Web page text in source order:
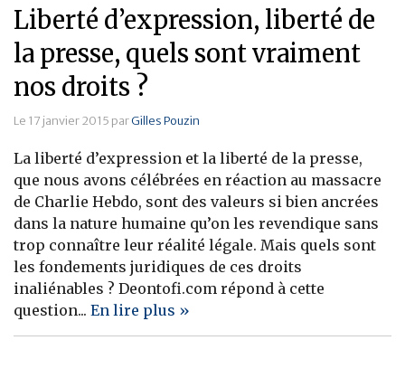
Liberté d’expression, liberté de
la presse, quels sont vraiment
nos droits ?
Le 17 janvier 2015 parGilles Pouzin
La liberté d’expression et la liberté de la presse,
que nous avons célébrées en réaction au massacre
de Charlie Hebdo, sont des valeurs si bien ancrées
dans la nature humaine qu’on les revendique sans
trop connaître leur réalité légale. Mais quels sont
les fondements juridiques de ces droits
inaliénables ? Deontofi.com répond à cette
question... En lire plus »